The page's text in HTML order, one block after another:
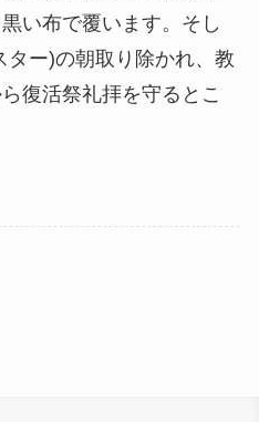
い布で覆います。そし
ー)の朝取り除かれ、教
復活祭礼拝を守るとこ